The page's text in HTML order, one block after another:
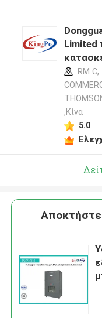
Limited
RM C,
,Κίνα
5.0
Αποκτήστε